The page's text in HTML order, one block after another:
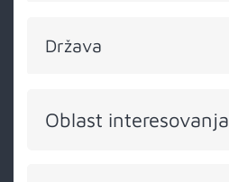
Država
Oblast interesovanja